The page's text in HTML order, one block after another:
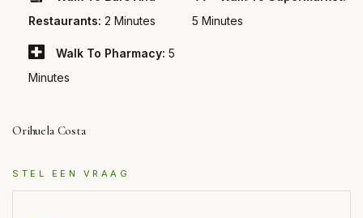
Restaurants: 2 Minutes
5 Minutes
Walk To Pharmacy: 5
Minutes
Orihuela Costa
STEL EEN VRAAG